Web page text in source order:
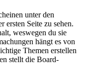
unter den
ersten Seite zu sehen.
weswegen du sie
hängt es von
Themen erstellen
stellt die Board-